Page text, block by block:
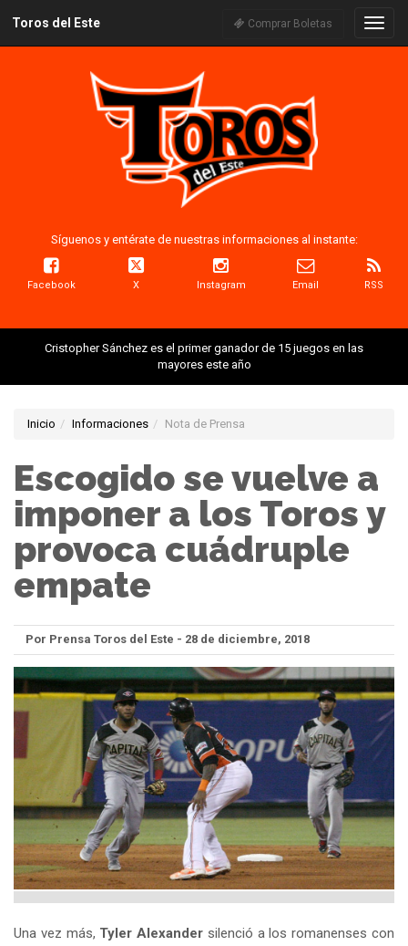
Toros del Este Comprar Boletas
Síguenos y entérate de nuestras informaciones al instante:
Facebook X Instagram Email RSS
Cristopher Sánchez es el primer ganador de 15 juegos en las
mayores este año
Inicio Informaciones Nota de Prensa
Escogido se vuelve a
imponer a los Toros y
provoca cuádruple
empate
Por Prensa Toros del Este - 28 de diciembre, 2018
Una vez más, Tyler Alexander silenció a los romanenses con